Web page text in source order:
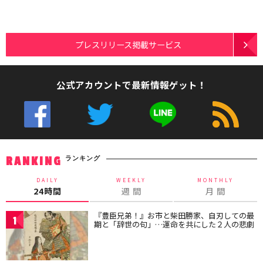
プレスリリース掲載サービス
公式アカウントで最新情報ゲット！
RANKING ランキング
DAILY
24時間
WEEKLY
週 間
MONTHLY
月 間
1 『豊臣兄弟！』お市と柴田勝家、自刃しての最
期と「辞世の句」…運命を共にした２人の悲劇